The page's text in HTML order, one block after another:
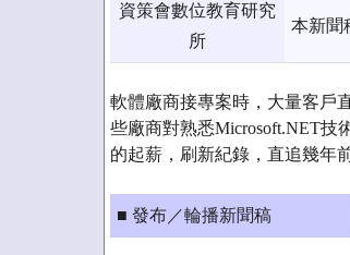
資策會數位教育研究
所
本新聞
軟體廠商接專案時，大量客戶
些廠商對熟悉Microsoft.NET技
的起薪，刷新紀錄，直追幾年
■ 發布／輪播新聞稿